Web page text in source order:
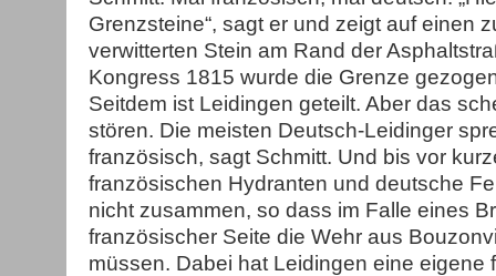
Grenzsteine“, sagt er und zeigt auf einen
verwitterten Stein am Rand der
Kongress 1815 wurde die Grenze
Seitdem ist Leidingen geteilt. Aber das
stören. Die meisten Deutsch-Leidinger
französisch, sagt Schmitt. Und bis vor
französischen Hydranten und deutsche
nicht zusammen, so dass im Falle eines
französischer Seite die Wehr aus
müssen. Dabei hat Leidingen eine eigene